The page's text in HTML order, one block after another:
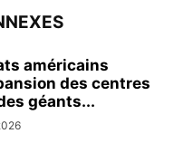
américains
des centres
géants...